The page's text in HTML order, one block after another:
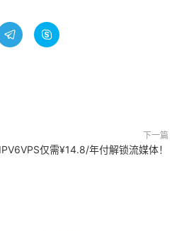
 
下一篇
仅需¥14.8/年付解锁流媒体！